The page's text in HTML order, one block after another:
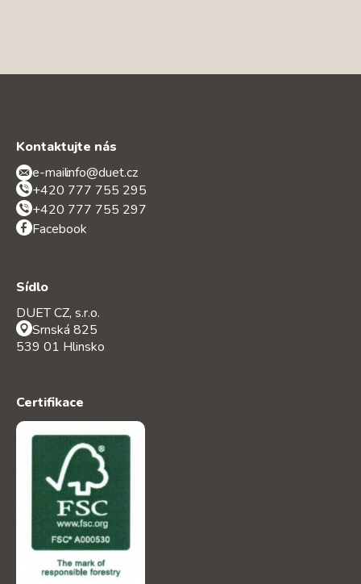
Kontaktujte nás
e-mail:info@duet.cz
+420 777 755 295
+420 777 755 297
Facebook
Sídlo
DUET CZ, s.r.o.
Srnská 825
539 01 Hlinsko
Certifikace